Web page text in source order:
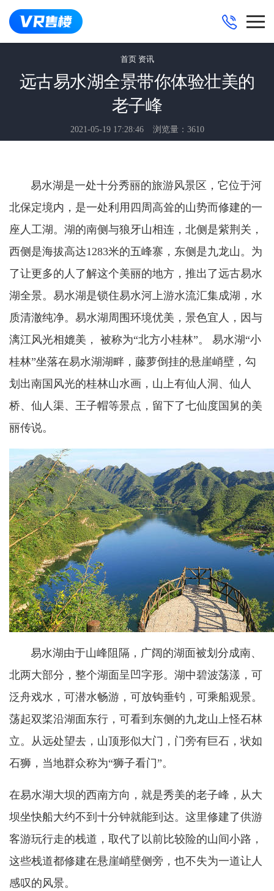
首页 资讯
远古易水湖全景带你体验壮美的
老子峰
2021-05-19 17:28:46 浏览量：3610
易水湖是一处十分秀丽的旅游风景区，它位于河
北保定境内，是一处利用四周高耸的山势而修建的一
座人工湖。湖的南侧与狼牙山相连，北侧是紫荆关，
西侧是海拔高达1283米的五峰寨，东侧是九龙山。为
了让更多的人了解这个美丽的地方，推出了远古易水
湖全景。 易水湖是锁住易水河上游水流汇集成湖，水
质清澈纯净。易水湖周围环境优美，景色宜人，因与
漓江风光相媲美， 被称为“北方小桂林”。 易水湖“小
桂林”坐落在易水湖湖畔，藤萝倒挂的悬崖峭壁，勾
划出南国风光的桂林山水画，山上有仙人洞、仙人
桥、仙人渠、王子帽等景点，留下了七仙度国舅的美
丽传说。
易水湖由于山峰阻隔，广阔的湖面被划分成南、
北两大部分，整个湖面呈凹字形。湖中碧波荡漾，可
泛舟戏水，可潜水畅游，可放钩垂钓，可乘船观景。
荡起双桨沿湖面东行，可看到东侧的九龙山上怪石林
立。从远处望去，山顶形似大门，门旁有巨石，状如
石狮，当地群众称为“狮子看门”。
在易水湖大坝的西南方向， 就是秀美的老子峰， 从大
坝坐快船大约不到十分钟就能到达。这里修建了供游
客游玩行走的栈道，取代了以前比较险的山间小路，
这些栈道都修建在悬崖峭壁侧旁，也不失为一道让人
感叹的风景。